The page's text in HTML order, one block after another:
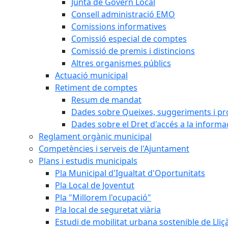
Consell administració EMO
Comissions informatives
Comissió especial de comptes
Comissió de premis i distincions
Altres organismes públics
Actuació municipal
Retiment de comptes
Resum de mandat
Dades sobre Queixes, suggeriments i
Dades sobre el Dret d'accés a la
Reglament orgànic municipal
Competències i serveis de l'Ajuntament
Plans i estudis municipals
Pla Municipal d'Igualtat d'Oportunitats
Pla Local de Joventut
Pla "Millorem l'ocupació"
Pla local de seguretat viària
Estudi de mobilitat urbana sostenible de